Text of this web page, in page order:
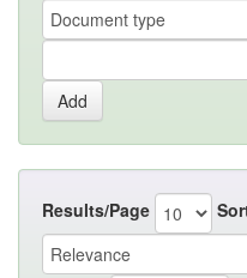
Results/Page